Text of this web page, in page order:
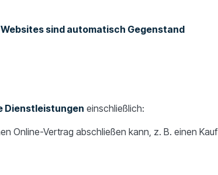
sind automatisch Gegenstand
Dienstleistungen einschließlich:
Online-Vertrag abschließen kann, z. B. einen Kauf